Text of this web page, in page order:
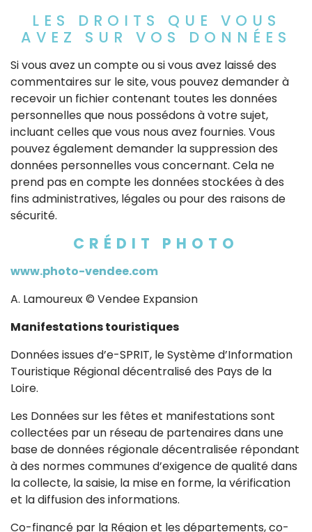
LES DROITS QUE VOUS
AVEZ SUR VOS DONNÉES
Si vous avez un compte ou si vous avez laissé des
commentaires sur le site, vous pouvez demander à
recevoir un fichier contenant toutes les données
personnelles que nous possédons à votre sujet,
incluant celles que vous nous avez fournies. Vous
pouvez également demander la suppression des
données personnelles vous concernant. Cela ne
prend pas en compte les données stockées à des
fins administratives, légales ou pour des raisons de
sécurité.
CRÉDIT PHOTO
www.photo-vendee.com
A. Lamoureux © Vendee Expansion
Manifestations touristiques
Données issues d’e-SPRIT, le Système d’Information
Touristique Régional décentralisé des Pays de la
Loire.
Les Données sur les fêtes et manifestations sont
collectées par un réseau de partenaires dans une
base de données régionale décentralisée répondant
à des normes communes d’exigence de qualité dans
la collecte, la saisie, la mise en forme, la vérification
et la diffusion des informations.
Co-financé par la Région et les départements, co-